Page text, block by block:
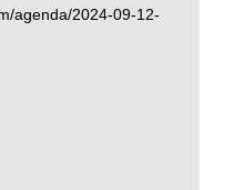
agenda/2024-09-12-